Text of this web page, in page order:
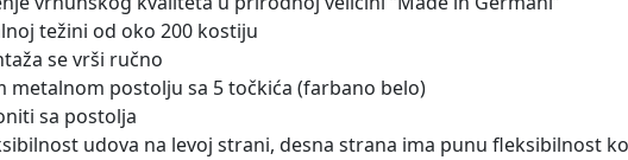
težini od oko 200 kostiju
se vrši ručno
metalnom postolju sa 5 točkića (farbano belo)
sa postolja
udova na levoj strani, desna strana ima punu fleksibilnost